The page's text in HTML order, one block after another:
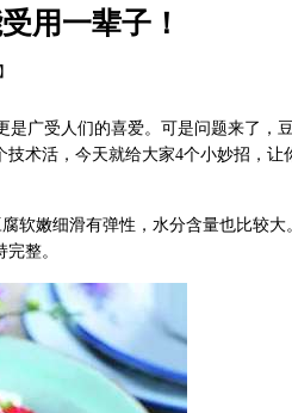
用一辈子！
】
广受人们的喜爱。可是问题来了，
术活，今天就给大家4个小妙招，让
软嫩细滑有弹性，水分含量也比较大
整。